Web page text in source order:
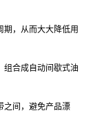
期，从而大大降低用
组合成自动间歇式油
之间，避免产品漂